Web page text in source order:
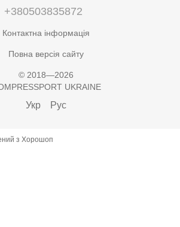
+380503835872
Контактна інформація
Повна версія сайту
© 2018—2026
UKRAINE
Укр Рус
з Хорошоп